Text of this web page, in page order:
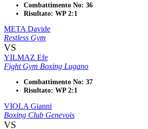
Combattimento No: 36
Risultato: WP 2:1
META Davide
Restless Gym
VS
YILMAZ Efe
Fight Gym Boxing Lugano
Combattimento No: 37
Risultato: WP 2:1
VIOLA Gianni
Boxing Club Genevois
VS